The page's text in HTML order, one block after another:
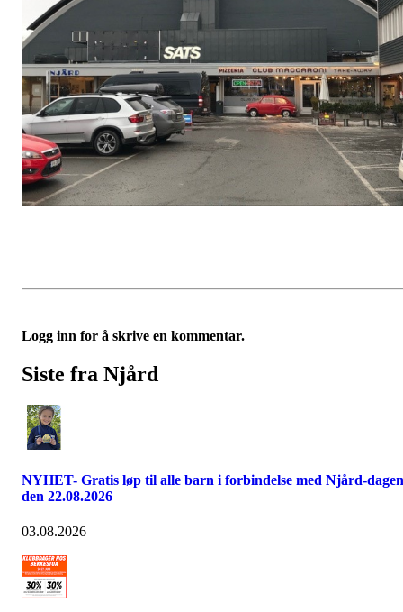
Logg inn for å skrive en kommentar.
Siste fra Njård
NYHET- Gratis løp til alle barn i forbindelse med Njård-dagen
den 22.08.2026
03.08.2026